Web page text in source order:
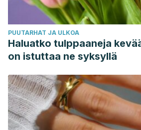
PUUTARHAT JA ULKOA
Haluatko tulppaaneja
on istuttaa ne syksyllä